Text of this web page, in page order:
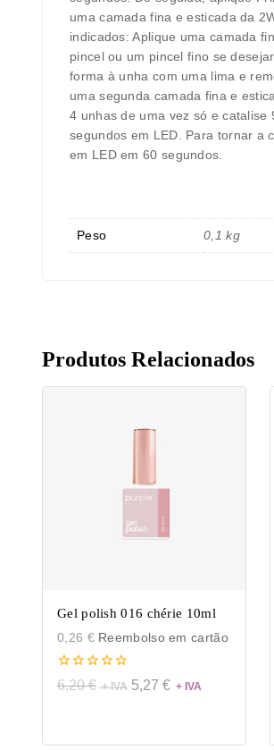
uma camada fina e esticada da
indicados: Aplique uma camada
pincel ou um pincel fino se
forma à unha com uma lima e
uma segunda camada fina e
4 unhas de uma vez só e
segundos em LED. Para tornar a
em LED em 60 segundos.
Peso 0,1 kg
Produtos Relacionados
Gel polish 016 chérie 10ml
0,26 €Reembolso em cartão
0
de
6,20€ 5,27 €